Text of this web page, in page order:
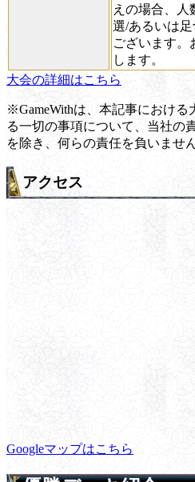
えの場合、人
選/あるいは
ございます。
します。
大会の詳細はこちら
※GameWithは、本記事における
る一切の事項について、当社の
を除き、何らの責任を負いません
アクセス
Googleマップはこちら